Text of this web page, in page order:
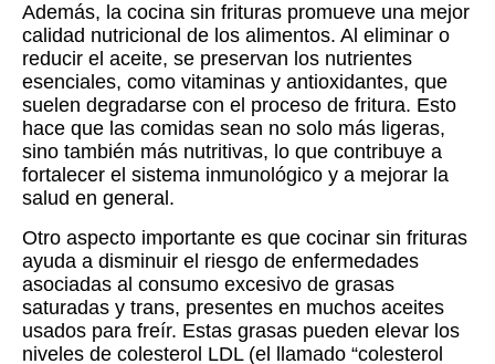
Además, la cocina sin frituras promueve una mejor
calidad nutricional de los alimentos. Al eliminar o
reducir el aceite, se preservan los nutrientes
esenciales, como vitaminas y antioxidantes, que
suelen degradarse con el proceso de fritura. Esto
hace que las comidas sean no solo más ligeras,
sino también más nutritivas, lo que contribuye a
fortalecer el sistema inmunológico y a mejorar la
salud en general.
Otro aspecto importante es que cocinar sin frituras
ayuda a disminuir el riesgo de enfermedades
asociadas al consumo excesivo de grasas
saturadas y trans, presentes en muchos aceites
usados para freír. Estas grasas pueden elevar los
niveles de colesterol LDL (el llamado “colesterol